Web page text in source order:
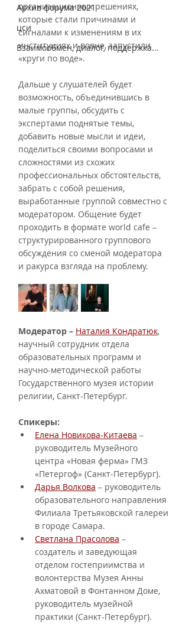
Архив форума 2021
цси
Взаимообмен, диалог, поддержка...
организационных решениях,
которые стали причинами и
сигналами к изменениям в их
институциях и вовне, запустили
«круги по воде».
Дальше у слушателей будет
возможность, объединившись в
малые группы, обсудить с
экспертами поднятые темы,
добавить новые мысли и идеи,
поделиться своими вопросами и
сложностями из схожих
профессиональных обстоятельств,
забрать с собой решения,
выработанные группой совместно с
модератором. Общение будет
проходить в формате world cafe –
структурированного группового
обсуждения со сменой модератора
и ракурса взгляда на проблему.
Модератор – Наталия Кондратюк,
научный сотрудник отдела
образовательных программ и
научно-методической работы
Государственного музея истории
религии, Санкт-Петербург.
Спикеры:
Елена Новикова-Китаева –
руководитель Музейного
центра «Новая ферма» ГМЗ
«Петергоф» (Санкт-Петербург).
Дарья Волкова – руководитель
образовательного направления
Филиала Третьяковской галереи
в городе Самара.
Светлана Прасолова –
создатель и заведующая
отделом гостеприимства и
волонтерства Музея Анны
Ахматовой в Фонтанном Доме,
руководитель музейной
практики (Санкт-Петербург).